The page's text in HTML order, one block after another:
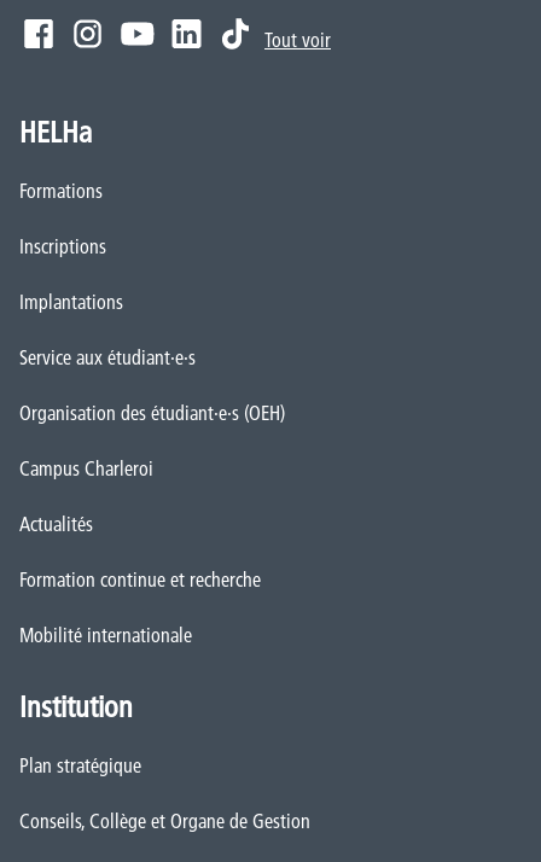
Tout voir
HELHa
Formations
Inscriptions
Implantations
Service aux étudiant·e·s
Organisation des étudiant·e·s (OEH)
Campus Charleroi
Actualités
Formation continue et recherche
Mobilité internationale
Institution
Plan stratégique
Conseils, Collège et Organe de Gestion